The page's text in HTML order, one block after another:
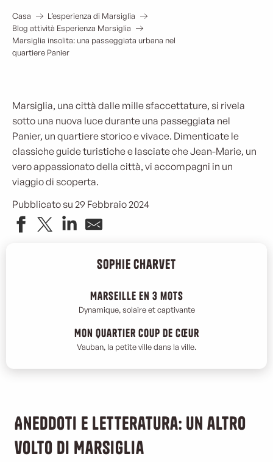
Casa
L’esperienza di Marsiglia
Blog attività Esperienza Marsiglia
Marsiglia insolita: una passeggiata urbana nel
quartiere Panier
Marsiglia, una città dalle mille sfaccettature, si rivela
sotto una nuova luce durante una passeggiata nel
Panier, un quartiere storico e vivace. Dimenticate le
classiche guide turistiche e lasciate che Jean-Marie, un
vero appassionato della città, vi accompagni in un
viaggio di scoperta.
Pubblicato su 29 Febbraio 2024
Sophie Charvet
Marseille en 3 mots
Dynamique, solaire et captivante
Mon quartier coup de cœur
Vauban, la petite ville dans la ville.
Aneddoti e letteratura: un altro
volto di Marsiglia